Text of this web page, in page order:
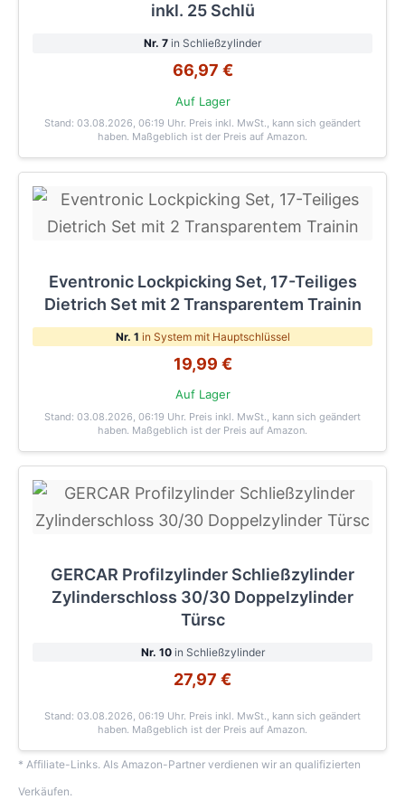
inkl. 25 Schlü
Nr. 7 in Schließzylinder
66,97 €
Auf Lager
Stand: 03.08.2026, 06:19 Uhr. Preis inkl. MwSt., kann sich geändert
haben. Maßgeblich ist der Preis auf Amazon.
Eventronic Lockpicking Set, 17-Teiliges
Dietrich Set mit 2 Transparentem Trainin
Nr. 1 in System mit Hauptschlüssel
19,99 €
Auf Lager
Stand: 03.08.2026, 06:19 Uhr. Preis inkl. MwSt., kann sich geändert
haben. Maßgeblich ist der Preis auf Amazon.
GERCAR Profilzylinder Schließzylinder
Zylinderschloss 30/30 Doppelzylinder
Türsc
Nr. 10in Schließzylinder
27,97 €
Stand: 03.08.2026, 06:19 Uhr. Preis inkl. MwSt., kann sich geändert
haben. Maßgeblich ist der Preis auf Amazon.
* Affiliate-Links. Als Amazon-Partner verdienen wir an qualifizierten
Verkäufen.